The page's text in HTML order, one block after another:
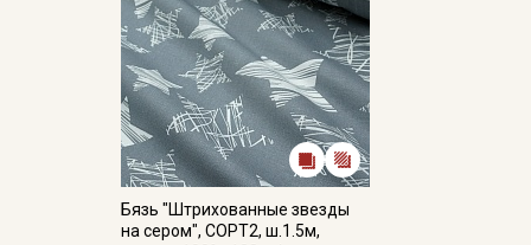
Бязь "Штрихованные звезды
на сером", СОРТ2, ш.1.5м,